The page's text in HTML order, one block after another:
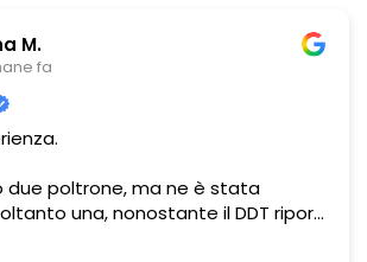
Chiara Riitano
1 mese fa
serio e professionale.. top